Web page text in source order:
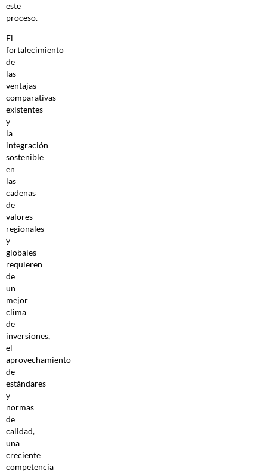
este
proceso.
El
fortalecimiento
de
las
ventajas
comparativas
existentes
y
la
integración
sostenible
en
las
cadenas
de
valores
regionales
y
globales
requieren
de
un
mejor
clima
de
inversiones,
el
aprovechamiento
de
estándares
y
normas
de
calidad,
una
creciente
competencia